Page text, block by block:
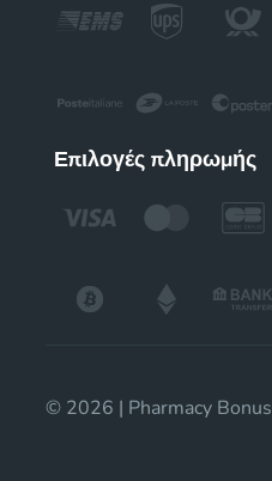
Επιλογές πληρωμής
© 2026 | Pharmacy Bonus